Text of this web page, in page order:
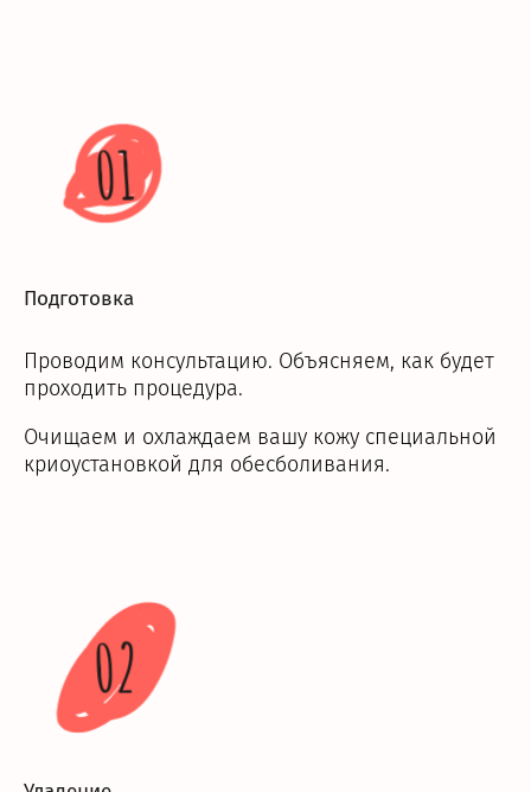
01
Подготовка
Проводим консультацию. Объясняем, как будет
проходить процедура.
Очищаем и охлаждаем вашу кожу специальной
криоустановкой для обесболивания.
02